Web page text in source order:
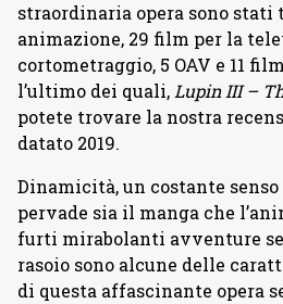
straordinaria opera sono stati
animazione, 29 film per la
cortometraggio, 5 OAV e 11
l’ultimo dei quali,Lupin III –
potete trovare la nostra
datato 2019.
Dinamicità, un costante
pervade sia il manga che
furti mirabolanti avventure
rasoio sono alcune delle
di questa affascinante opera